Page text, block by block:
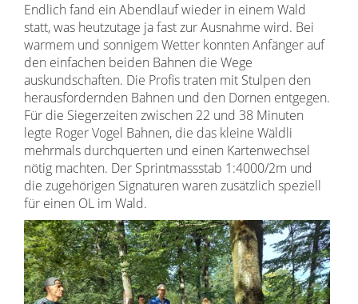
Endlich fand ein Abendlauf wieder in einem Wald
statt, was heutzutage ja fast zur Ausnahme wird. Bei
warmem und sonnigem Wetter konnten Anfänger auf
den einfachen beiden Bahnen die Wege
auskundschaften. Die Profis traten mit Stulpen den
herausfordernden Bahnen und den Dornen entgegen.
Für die Siegerzeiten zwischen 22 und 38 Minuten
legte Roger Vogel Bahnen, die das kleine Wäldli
mehrmals durchquerten und einen Kartenwechsel
nötig machten. Der Sprintmassstab 1:4000/2m und
die zugehörigen Signaturen waren zusätzlich speziell
für einen OL im Wald.